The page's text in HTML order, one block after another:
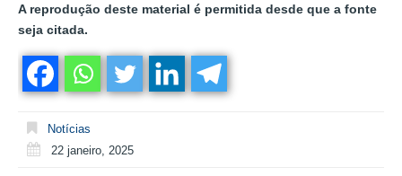
A reprodução deste material é permitida desde que a fonte
seja citada.
Notícias
22 janeiro, 2025